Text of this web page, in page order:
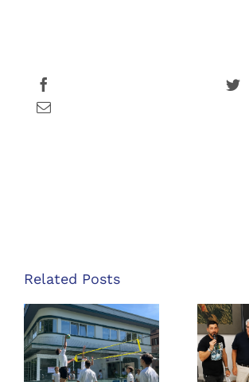
Related Posts